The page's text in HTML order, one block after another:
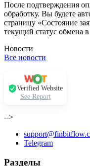
После подтверждения
обработку. Вы будете
страницу «Состояние
текущий статус обмена
Новости
Все новости
Verified Website
See Report
-->
Telegram
Разделы